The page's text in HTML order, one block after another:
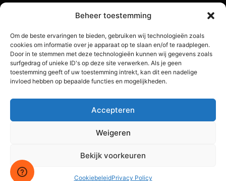
Beheer toestemming
Om de beste ervaringen te bieden, gebruiken wij technologieën zoals
cookies om informatie over je apparaat op te slaan en/of te raadplegen.
Door in te stemmen met deze technologieën kunnen wij gegevens zoals
surfgedrag of unieke ID's op deze site verwerken. Als je geen
toestemming geeft of uw toestemming intrekt, kan dit een nadelige
invloed hebben op bepaalde functies en mogelijkheden.
Accepteren
Weigeren
Bekijk voorkeuren
CookiebeleidPrivacy Policy
Lokaal Adverteren
Sitemap
Copyright 2023 BlogDrip.nl. All Rights Reserved.